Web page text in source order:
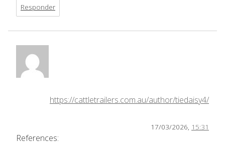
Responder
https://cattletrailers.com.au/author/tiedaisy4/
17/03/2026, 15:31
References: